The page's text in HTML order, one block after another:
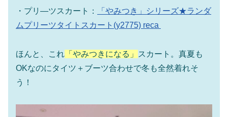
・プリ―ツスカート：
「やみつき」シリーズ★ランダ
ムプリーツタイトスカート(y2775) reca
ほんと、これ 「やみつきになる」
スカート。真夏も
OKなのにタイツ＋ブーツ合わせで冬も全然着れそ
う！